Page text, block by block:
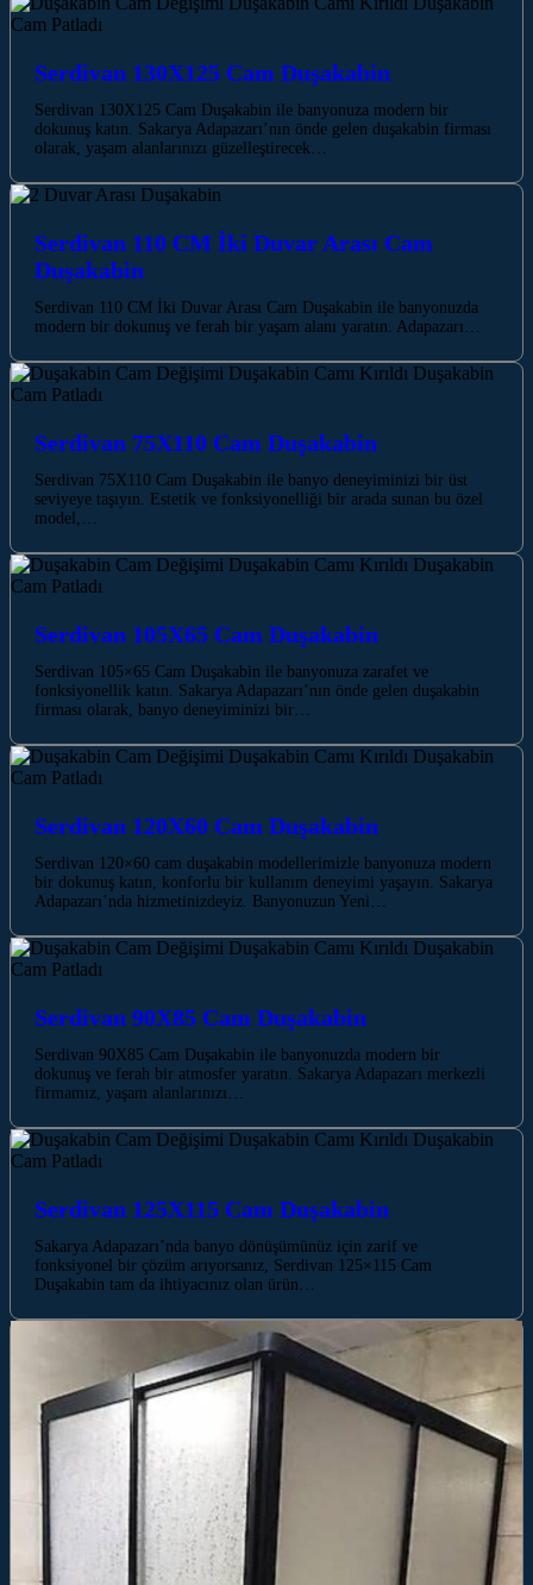
Serdivan 130X125 Cam Duşakabin
Serdivan 130X125 Cam Duşakabin ile banyonuza modern bir
dokunuş katın. Sakarya Adapazarı’nın önde gelen duşakabin firması
olarak, yaşam alanlarınızı güzelleştirecek…
Serdivan 110 CM İki Duvar Arası Cam
Duşakabin
Serdivan 110 CM İki Duvar Arası Cam Duşakabin ile banyonuzda
modern bir dokunuş ve ferah bir yaşam alanı yaratın. Adapazarı…
Serdivan 75X110 Cam Duşakabin
Serdivan 75X110 Cam Duşakabin ile banyo deneyiminizi bir üst
seviyeye taşıyın. Estetik ve fonksiyonelliği bir arada sunan bu özel
model,…
Serdivan 105X65 Cam Duşakabin
Serdivan 105×65 Cam Duşakabin ile banyonuza zarafet ve
fonksiyonellik katın. Sakarya Adapazarı’nın önde gelen duşakabin
firması olarak, banyo deneyiminizi bir…
Serdivan 120X60 Cam Duşakabin
Serdivan 120×60 cam duşakabin modellerimizle banyonuza modern
bir dokunuş katın, konforlu bir kullanım deneyimi yaşayın. Sakarya
Adapazarı’nda hizmetinizdeyiz. Banyonuzun Yeni…
Serdivan 90X85 Cam Duşakabin
Serdivan 90X85 Cam Duşakabin ile banyonuzda modern bir
dokunuş ve ferah bir atmosfer yaratın. Sakarya Adapazarı merkezli
firmamız, yaşam alanlarınızı…
Serdivan 125X115 Cam Duşakabin
Sakarya Adapazarı’nda banyo dönüşümünüz için zarif ve
fonksiyonel bir çözüm arıyorsanız, Serdivan 125×115 Cam
Duşakabin tam da ihtiyacınız olan ürün…